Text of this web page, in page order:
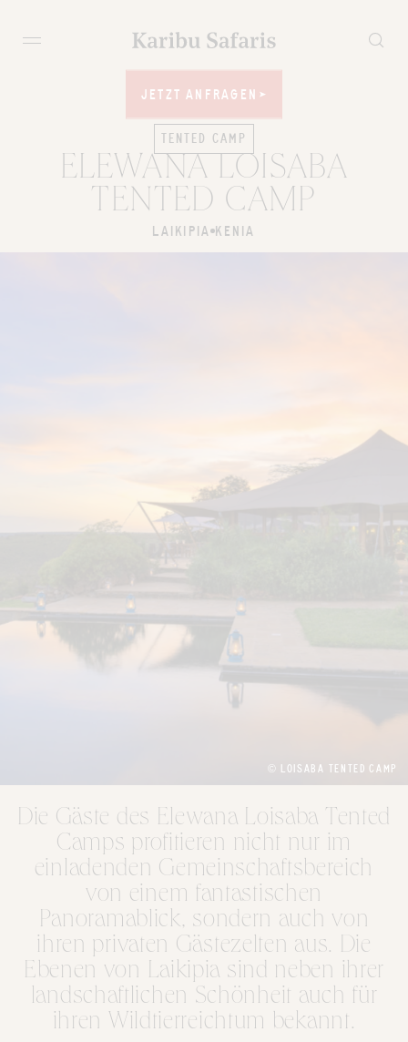
JETZT ANFRAGEN
JETZT ANFRAGEN
TENTED CAMP
ELEWANA LOISABA
TENTED CAMP
LAIKIPIA KENIA
© LOISABA TENTED CAMP
Die Gäste des Elewana Loisaba Tented
Camps profitieren nicht nur im
einladenden Gemeinschaftsbereich
von einem fantastischen
Panoramablick, sondern auch von
ihren privaten Gästezelten aus. Die
Ebenen von Laikipia sind neben ihrer
landschaftlichen Schönheit auch für
ihren Wildtierreichtum bekannt.